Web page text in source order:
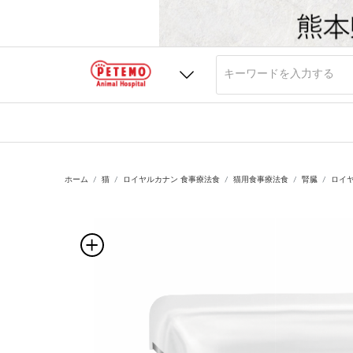
ホーム 猫 ロイヤルカナン 食事療法食 猫用食事療法食 腎臓 ロイ